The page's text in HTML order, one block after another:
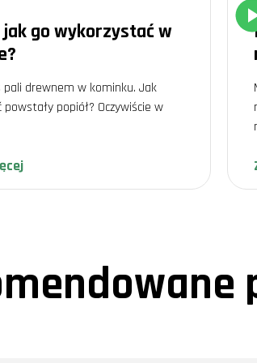
jak go wykorzystać w
pali drewnem w kominku. Jak
popiół? Oczywiście w